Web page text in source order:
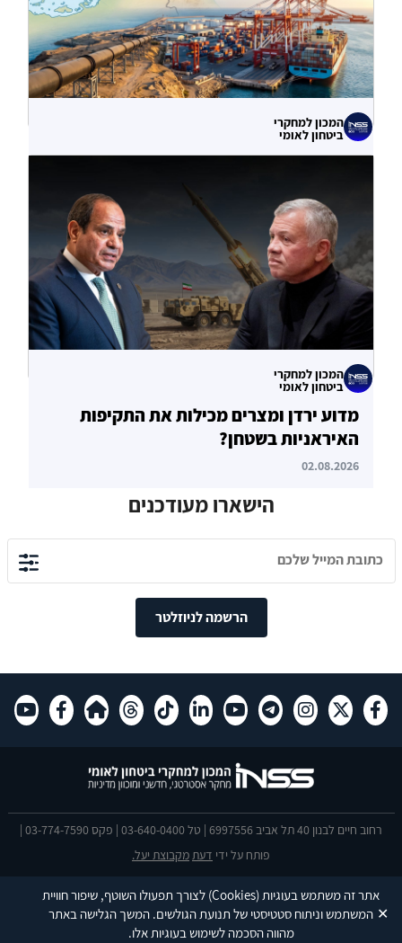
אתר זה משתמש בעוגיות(Cookies) לצורך תפעולו השוטף, שיפור חוויית
המשתמש וניתוח סטטיסטי של תנועת הגולשים. המשך הגלישה באתר
מהווה הסכמה לשימוש בעוגיות אלו.
✕
המכון למחקרי
ביטחון לאומי
04.08.2026
המכון למחקרי
ביטחון לאומי
מדוע ירדן ומצרים מכילות את התקיפות
האיראניות בשטחן?
02.08.2026
הישארו מעודכנים
הרשמה לניוזלטר
רחוב חיים לבנון 40 תל אביב 6997556 | טל 03-640-0400 | פקס 03-774-7590 |
פותח על ידי דעתמקבוצת יעל.
This site is protected by reCAPTCHA and the Google Privacy Policyand
Terms of Service apply.